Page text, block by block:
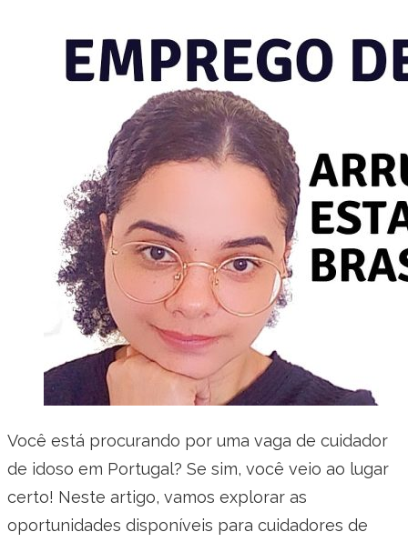
Você está procurando por uma vaga de cuidador
de idoso em Portugal? Se sim, você veio ao lugar
certo! Neste artigo, vamos explorar as
oportunidades disponíveis para cuidadores de